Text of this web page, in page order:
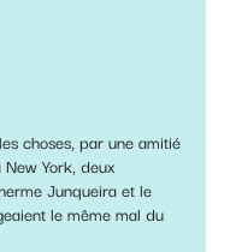
choses, par une amitié
York, deux
Junqueira et le
le même mal du